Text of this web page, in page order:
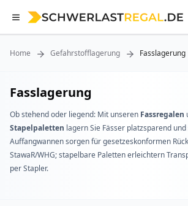
Home Gefahrstofflagerung Fasslagerung
Fasslagerung
Ob stehend oder liegend: Mit unseren Fassregalen
Stapelpaletten lagern Sie Fässer platzsparend
Auffangwannen sorgen für gesetzeskonformen
StawaR/WHG; stapelbare Paletten erleichtern
per Stapler.